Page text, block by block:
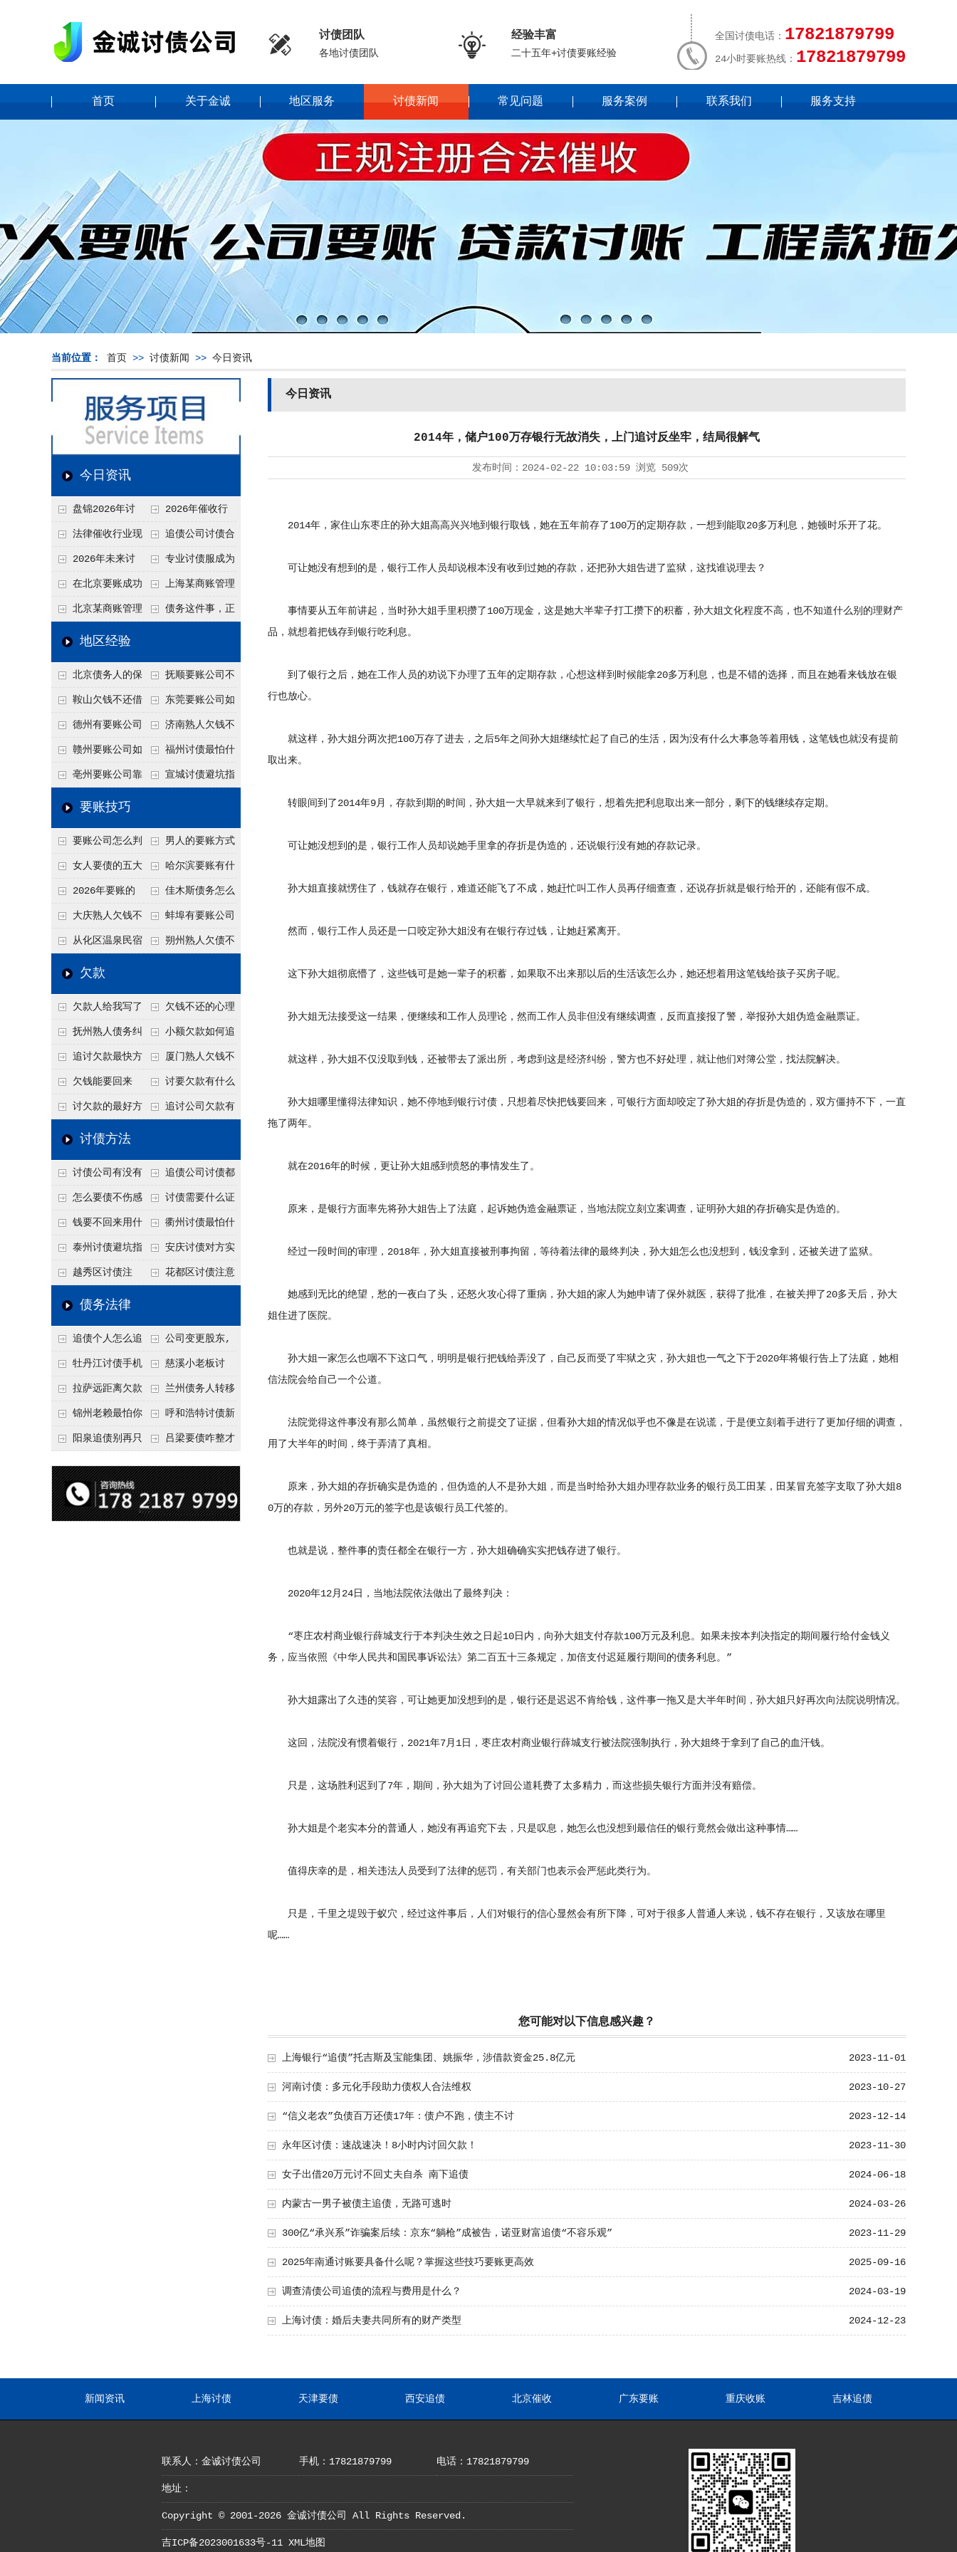
 讨债团队
各地讨债团队  经验丰富
二十五年+讨债要账经验
全国讨债电话： 17821879799
24小时要账热线： 17821879799
首页 关于金诚 地区服务 讨债新闻 常见问题 服务案例 联系我们 服务支持
当前位置： 首页 >> 讨债新闻 >> 今日资讯
今日资讯
盘锦2026年讨
债新趋势
2026年催收行
业发展现状、竞争格
局及未来趋势分析
法律催收行业现
状、合规痛点与未来
发展趋势深度解析
追债公司讨债合
法方法总结
2026年未来讨
债要账公司发展趋势
专业讨债服成为
2026年的发展趋势
在北京要账成功
率高吗？未来追账公
司发展趋势引发行业
上海某商账管理
机构聚焦合规服务
北京某商账管理
服务机构持续提升合
力企业化解应收账款
难题
债务这件事，正
地区经验
北京债务人的保
证人能不能找？担保
人的连带责任怎么追
抚顺要账公司不
敢透漏的追回方法是
什么？
鞍山欠钱不还借
口太多？2026年这3
句反问话术，直接把
他后路堵死
东莞要账公司如
何有效要账讨债？20
26年合法追债经验总
结！
德州有要账公司
吗？如何合法讨债才
不沾风险？
济南熟人欠钱不
还？
赣州要账公司如
何有效讨债？合法追
债四步秘籍
福州讨债最怕什
么？2026年这两个关
亳州要账公司靠
谱吗？合法讨债四步
宣城讨债避坑指
回！
要账技巧
要账公司怎么判
断这个案子能不能
接？接案评估的标准
男人的要账方式
是什么呢？
女人要债的五大
绝招,轻松搞定
哈尔滨要账有什
么合法手段？2026年
最新追账方式总结！
2026年要账的
七个小方法
佳木斯债务怎么
追回呢？2026年成功
要账就用这2招
大庆熟人欠钱不
还躲猫猫？2026年这
个“诉前调解”成功率
蚌埠有要账公司
吗？2026年这3个方
从化区温泉民宿
老板借钱不还？2026
施压，立马主动结清
朔州熟人欠债不
死账变活
欠款
欠款人给我写了
还款计划书有用吗？
书面承诺的法律效力
欠钱不还的心理
是什么？读懂欠款人
的心态催收事半功倍
抚州熟人债务纠
纷咋办？这一招好开
口
小额欠款如何追
讨
追讨欠款最快方
法是什么？
厦门熟人欠钱不
还？2026年合法秘
籍！
欠钱能要回来
吗？
讨要欠款有什么
好办法
讨欠款的最好方 追讨公司欠款有
讨债方法
讨债公司有没有
行业协会？正规机构
的行业自律和认证
追债公司讨债都
有哪些手段
怎么要债不伤感
情？
讨债需要什么证
据
钱要不回来用什
么方法要回来
衢州讨债最怕什
么？2026年这两个关
键细节，做错就很难
泰州讨债避坑指
南：2026年这2个细
节不注意，钱很难要
安庆讨债对方实
在没钱咋办？
越秀区讨债注
意！没有借条只有微
把钱要回来
花都区讨债注意
节点”催收最有效
债务法律
追债个人怎么追
回呢？2026年最新绝
招选择！
公司变更股东,
变更前的债权债务谁
承担
牡丹江讨债手机
搞定：2026年线上立
案追债全流程，足不
出户
慈溪小老板讨
债，2026年这2个本
地行业协会出面，比
法院传票快
拉萨远距离欠款
对方在牧区联系不
上，2026年委托当地
兰州债务人转移
财产后申请破产，20
26年破产程序里还能
锦州老赖最怕你
懂这1条，2026
罪”详解，能判刑
呼和浩特讨债新
招：2026年用“律师
成本低见效快
阳泉追债别再只
类隐形财产（公积
金、保单）也能执行
吕梁要债咋整才
调解渠道，比找公司
强
今日资讯
2014年，储户100万存银行无故消失，上门追讨反坐牢，结局很解气
发布时间： 2024-02-22 10:03:59 浏览 509次
2014年，家住山东枣庄的孙大姐高高兴兴地到银行取钱，她在五年前存了100万的定期存款，一想到能取20多万利息，她顿时乐开了花。
可让她没有想到的是，银行工作人员却说根本没有收到过她的存款，还把孙大姐告进了监狱，这找谁说理去？
事情要从五年前讲起，当时孙大姐手里积攒了100万现金，这是她大半辈子打工攒下的积蓄，孙大姐文化程度不高，也不知道什么别的理财产
品，就想着把钱存到银行吃利息。
到了银行之后，她在工作人员的劝说下办理了五年的定期存款，心想这样到时候能拿20多万利息，也是不错的选择，而且在她看来钱放在银
行也放心。
就这样，孙大姐分两次把100万存了进去，之后5年之间孙大姐继续忙起了自己的生活，因为没有什么大事急等着用钱，这笔钱也就没有提前
取出来。
转眼间到了2014年9月，存款到期的时间，孙大姐一大早就来到了银行，想着先把利息取出来一部分，剩下的钱继续存定期。
可让她没想到的是，银行工作人员却说她手里拿的存折是伪造的，还说银行没有她的存款记录。
孙大姐直接就愣住了，钱就存在银行，难道还能飞了不成，她赶忙叫工作人员再仔细查查，还说存折就是银行给开的，还能有假不成。
然而，银行工作人员还是一口咬定孙大姐没有在银行存过钱，让她赶紧离开。
这下孙大姐彻底懵了，这些钱可是她一辈子的积蓄，如果取不出来那以后的生活该怎么办，她还想着用这笔钱给孩子买房子呢。
孙大姐无法接受这一结果，便继续和工作人员理论，然而工作人员非但没有继续调查，反而直接报了警，举报孙大姐伪造金融票证。
就这样，孙大姐不仅没取到钱，还被带去了派出所，考虑到这是经济纠纷，警方也不好处理，就让他们对簿公堂，找法院解决。
孙大姐哪里懂得法律知识，她不停地到银行讨债，只想着尽快把钱要回来，可银行方面却咬定了孙大姐的存折是伪造的，双方僵持不下，一直
拖了两年。
就在2016年的时候，更让孙大姐感到愤怒的事情发生了。
原来，是银行方面率先将孙大姐告上了法庭，起诉她伪造金融票证，当地法院立刻立案调查，证明孙大姐的存折确实是伪造的。
经过一段时间的审理，2018年，孙大姐直接被刑事拘留，等待着法律的最终判决，孙大姐怎么也没想到，钱没拿到，还被关进了监狱。
她感到无比的绝望，愁的一夜白了头，还怒火攻心得了重病，孙大姐的家人为她申请了保外就医，获得了批准，在被关押了20多天后，孙大
姐住进了医院。
孙大姐一家怎么也咽不下这口气，明明是银行把钱给弄没了，自己反而受了牢狱之灾，孙大姐也一气之下于2020年将银行告上了法庭，她相
信法院会给自己一个公道。
法院觉得这件事没有那么简单，虽然银行之前提交了证据，但看孙大姐的情况似乎也不像是在说谎，于是便立刻着手进行了更加仔细的调查，
用了大半年的时间，终于弄清了真相。
原来，孙大姐的存折确实是伪造的，但伪造的人不是孙大姐，而是当时给孙大姐办理存款业务的银行员工田某，田某冒充签字支取了孙大姐8
0万的存款，另外20万元的签字也是该银行员工代签的。
也就是说，整件事的责任都全在银行一方，孙大姐确确实实把钱存进了银行。
2020年12月24日，当地法院依法做出了最终判决：
“枣庄农村商业银行薛城支行于本判决生效之日起10日内，向孙大姐支付存款100万元及利息。如果未按本判决指定的期间履行给付金钱义
务，应当依照《中华人民共和国民事诉讼法》第二百五十三条规定，加倍支付迟延履行期间的债务利息。”
孙大姐露出了久违的笑容，可让她更加没想到的是，银行还是迟迟不肯给钱，这件事一拖又是大半年时间，孙大姐只好再次向法院说明情况。
这回，法院没有惯着银行，2021年7月1日，枣庄农村商业银行薛城支行被法院强制执行，孙大姐终于拿到了自己的血汗钱。
只是，这场胜利迟到了7年，期间，孙大姐为了讨回公道耗费了太多精力，而这些损失银行方面并没有赔偿。
孙大姐是个老实本分的普通人，她没有再追究下去，只是叹息，她怎么也没想到最信任的银行竟然会做出这种事情……
值得庆幸的是，相关违法人员受到了法律的惩罚，有关部门也表示会严惩此类行为。
只是，千里之堤毁于蚁穴，经过这件事后，人们对银行的信心显然会有所下降，可对于很多人普通人来说，钱不存在银行，又该放在哪里
呢……
您可能对以下信息感兴趣？
2023-11-01
上海银行“追债”托吉斯及宝能集团、姚振华，涉借款资金25.8亿元
2023-10-27
河南讨债：多元化手段助力债权人合法维权
2023-12-14
“信义老农”负债百万还债17年：债户不跑，债主不讨
2023-11-30
永年区讨债：速战速决！8小时内讨回欠款！
2024-06-18
女子出借20万元讨不回丈夫自杀 南下追债
2024-03-26
内蒙古一男子被债主追债，无路可逃时
2023-11-29
300亿“承兴系”诈骗案后续：京东“躺枪”成被告，诺亚财富追债“不容乐观”
2025-09-16
2025年南通讨账要具备什么呢？掌握这些技巧要账更高效
2024-03-19
调查清债公司追债的流程与费用是什么？
2024-12-23
上海讨债：婚后夫妻共同所有的财产类型
新闻资讯 上海讨债 天津要债 西安追债 北京催收 广东要账 重庆收账 吉林追债
联系人：金诚讨债公司 手机：17821879799 电话：17821879799
地址：
Copyright © 2001-2026 金诚讨债公司 All Rights Reserved.
吉ICP备2023001633号-11 XML地图